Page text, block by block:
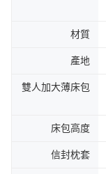
材質
產地
雙人加大薄床包
床包高度
信封枕套